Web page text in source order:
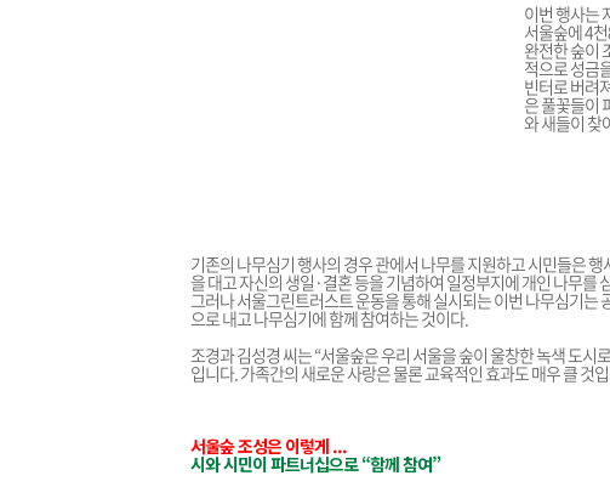
이번 행사는
서울숲에 4
완전한 숲이
적으로 성금
빈터로 버려
은 풀꽃들이
와 새들이 찾
기존의 나무심기 행사의 경우 관에서 나무를 지원하고 시민들은
을 대고 자신의 생일·결혼 등을 기념하여 일정부지에 개인 나무를
그러나 서울그린트러스트 운동을 통해 실시되는 이번 나무심기는
으로 내고 나무심기에 함께 참여하는 것이다.
조경과 김성경 씨는 “서울숲은 우리 서울을 숲이 울창한 녹색 도
입니다. 가족간의 새로운 사랑은 물론 교육적인 효과도 매우 클 것
서울숲 조성은 이렇게 ...
시와 시민이 파트너십으로 “함께 참여”